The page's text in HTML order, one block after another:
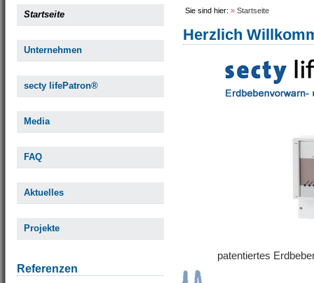
Startseite
Unternehmen
secty lifePatron®
Media
FAQ
Aktuelles
Projekte
Referenzen
Sie sind hier: » Startseite
Herzlich
patentiertes